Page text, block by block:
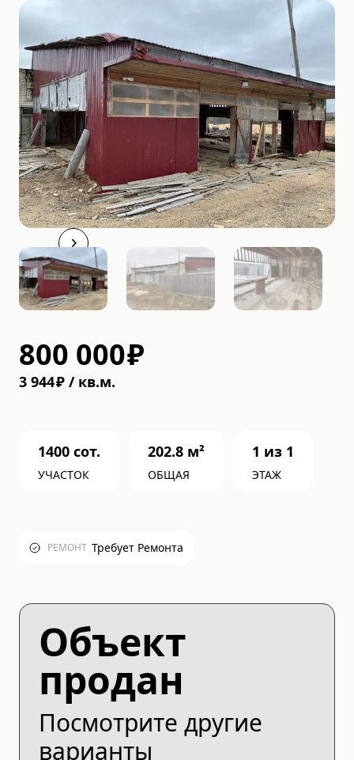
800 000₽
3 944₽ / кв.м.
1400 сот.
УЧАСТОК
202.8 м²
ОБЩАЯ
1 из 1
ЭТАЖ
РЕМОНТ Требует Ремонта
Объект
продан
Посмотрите другие
варианты